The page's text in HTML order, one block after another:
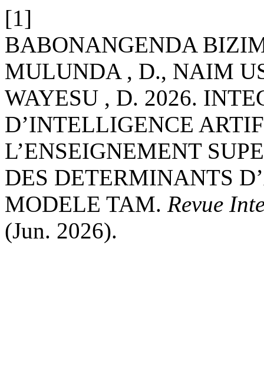
[1]
BABONANGENDA
MULUNDA , D., NAIM
WAYESU , D. 2026.
D’INTELLIGENCE
L’ENSEIGNEMENT
DES DETERMINANTS
MODELE TAM. Revue
(Jun. 2026).